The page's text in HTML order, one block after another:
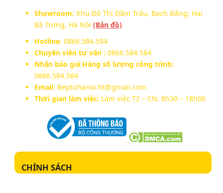
Showroom: Khu Đô Thị Đầm Trấu, Bạch Đằng, Hai
Bà Trưng, Hà Nội (Bản đồ)
Hotline: 0866.584.584
Chuyên viên tư vấn : 0866.584.584
Nhận báo giá Hàng số lượng công trình:
0866.584.584
Email: Beptuhanoi.ht@gmail.com
Thời gian làm việc: Làm việc T2 – CN: 8h30 – 18h00
CHÍNH SÁCH